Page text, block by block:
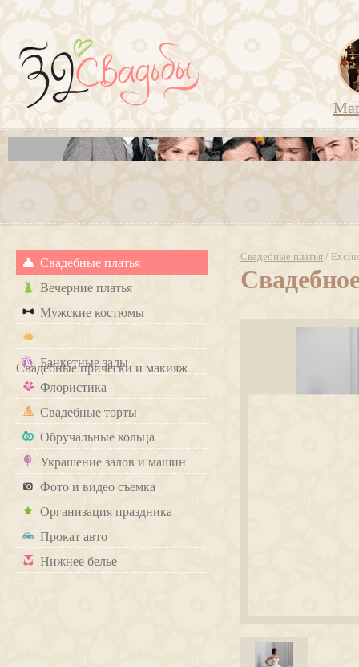
Свадебные платья
Вечерние платья
Мужские костюмы
Свадебные прически и макияж
Банкетные залы
Флористика
Свадебные торты
Обручальные кольца
Украшение залов и машин
Фото и видео съемка
Организация праздника
Прокат авто
Нижнее белье
Свадебные платья /